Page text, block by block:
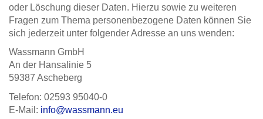
oder Löschung dieser Daten. Hierzu sowie zu weiteren
Fragen zum Thema personenbezogene Daten können Sie
sich jederzeit unter folgender Adresse an uns wenden:
Wassmann GmbH
An der Hansalinie 5
59387 Ascheberg
Telefon: 02593 95040-0
E-Mail: info@wassmann.eu